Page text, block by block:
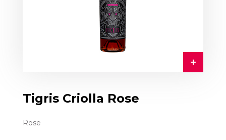
Tigris Criolla Rose
Rose